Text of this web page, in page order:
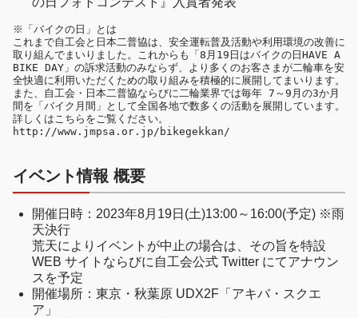
※「バイクの日」とは
これまで自工会と日本二普協は、安全運転普及活動や利用環境の改善に
取り組んでまいりました。これからも「8月19日はバイクの日HAVE A
BIKE DAY」の訴求活動のみならず、より多くのお客さまが二輪車を安
全快適に利用いただくための取り組みを積極的に展開してまいります。
また、自工会・日本二普協ならびに二輪業界では毎年 7～9月の3か月
間を「バイク月間」として全国各地で数多くの活動を展開しています。
詳しくはこちらをご覧ください。
http://www.jmpsa.or.jp/bikegekkan/
イベント情報 概要
開催日時：2023年8月19日(土)13:00～16:00(予定) ※雨
天決行
荒天によりイベントが中止の場合は、その旨を特設
WEB サイトならびに自工会公式 Twitter にてアナウン
スを予定
開催場所：東京・秋葉原 UDX2F「アキバ・スクエ
ア」